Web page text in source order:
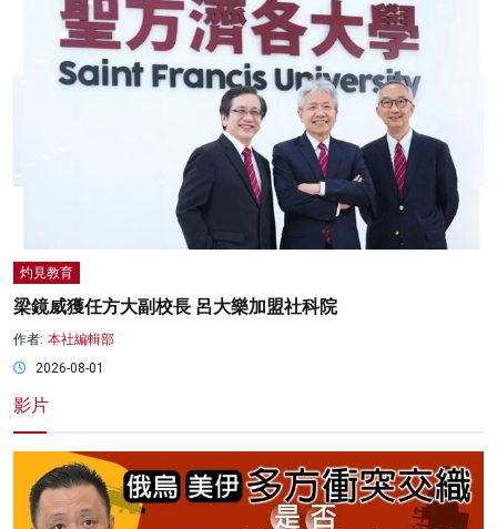
灼見教育
梁鏡威獲任方大副校長 呂大樂加盟社科院
作者: 本社編輯部
2026-08-01
影片